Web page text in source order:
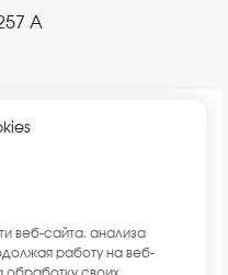
веб-сайта, анализа
работу на веб-
А